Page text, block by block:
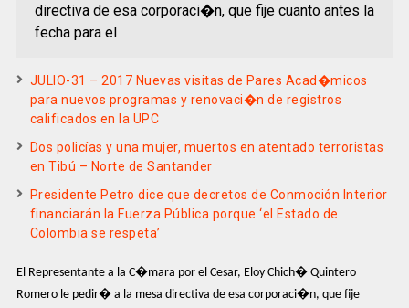
directiva de esa corporaci�n, que fije cuanto antes la
fecha para el
JULIO-31 – 2017 Nuevas visitas de Pares Acad�micos
para nuevos programas y renovaci�n de registros
calificados en la UPC
Dos policías y una mujer, muertos en atentado terroristas
en Tibú – Norte de Santander
Presidente Petro dice que decretos de Conmoción Interior
financiarán la Fuerza Pública porque ‘el Estado de
Colombia se respeta’
El Representante a la C�mara por el Cesar, Eloy Chich� Quintero
Romero le pedir� a la mesa directiva de esa corporaci�n, que fije